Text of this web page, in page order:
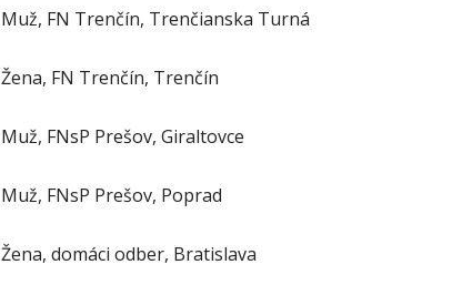
Muž, FN Trenčín, Trenčianska Turná
Žena, FN Trenčín, Trenčín
Muž, FNsP Prešov, Giraltovce
Muž, FNsP Prešov, Poprad
Žena, domáci odber, Bratislava